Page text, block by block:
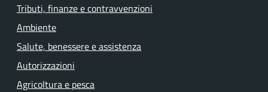
Tributi, finanze e contravvenzioni
Ambiente
Salute, benessere e assistenza
Autorizzazioni
Agricoltura e pesca